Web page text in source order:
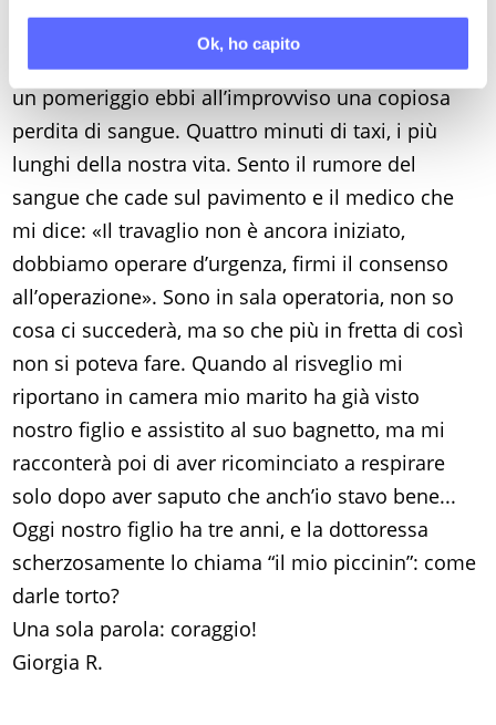
Ok, ho capito
settimana ci trovavamo in un albergo vicino
all’ospedale, attendendo il lieto evento, quando
un pomeriggio ebbi all’improvviso una copiosa
perdita di sangue. Quattro minuti di taxi, i più
lunghi della nostra vita. Sento il rumore del
sangue che cade sul pavimento e il medico che
mi dice: «Il travaglio non è ancora iniziato,
dobbiamo operare d’urgenza, firmi il consenso
all’operazione». Sono in sala operatoria, non so
cosa ci succederà, ma so che più in fretta di così
non si poteva fare. Quando al risveglio mi
riportano in camera mio marito ha già visto
nostro figlio e assistito al suo bagnetto, ma mi
racconterà poi di aver ricominciato a respirare
solo dopo aver saputo che anch’io stavo bene...
Oggi nostro figlio ha tre anni, e la dottoressa
scherzosamente lo chiama “il mio piccinin”: come
darle torto?
Una sola parola: coraggio!
Giorgia R.